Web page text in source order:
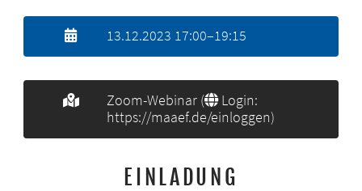
13.12.2023 17:00–19:15
Zoom-Webinar (
Login:
https://maaef.de/einloggen)
EINLADUNG